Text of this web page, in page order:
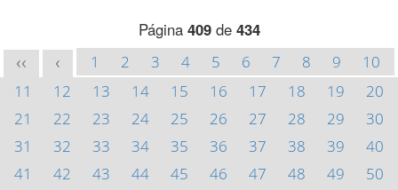
Página 409de 434
<< < 1 2 3 4 5 6 7 8 9
10
11
12 13 14 15 16 17 18 19
20
21
22 23 24 25 26 27 28 29
30
31
32 33 34 35 36 37 38 39
40
41
42 43 44 45 46 47 48 49
50